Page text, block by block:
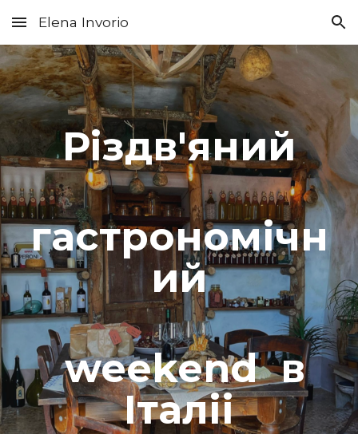
Skip to main content Skip to navigation
Elena Invorio
Різдв'яний
гастрономічн
ий
weekend в
Італіі